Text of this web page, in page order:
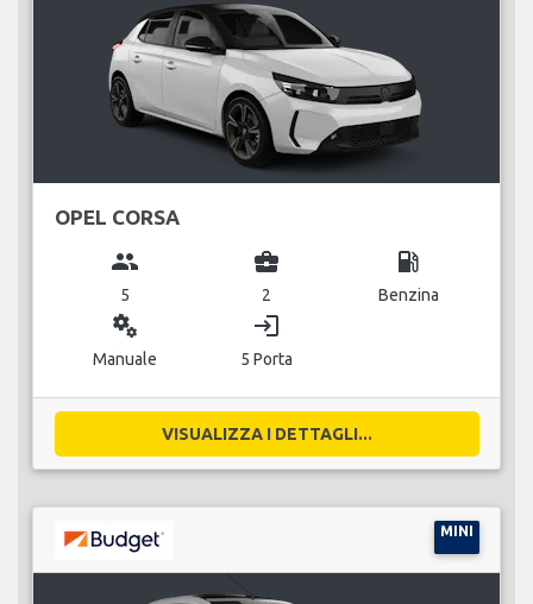
OPEL CORSA
group
5
business_center
2
local_gas_station
Benzina
miscellaneous_services
Manuale
login
5 Porta
VISUALIZZA I DETTAGLI...
MINI